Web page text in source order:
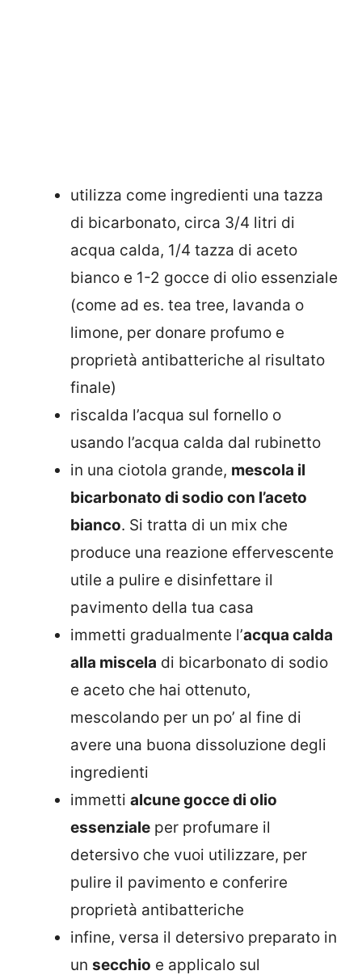
utilizza come ingredienti una tazza
di bicarbonato, circa 3/4 litri di
acqua calda, 1/4 tazza di aceto
bianco e 1-2 gocce di olio essenziale
(come ad es. tea tree, lavanda o
limone, per donare profumo e
proprietà antibatteriche al risultato
finale)
riscalda l’acqua sul fornello o
usando l’acqua calda dal rubinetto
in una ciotola grande, mescola il
bicarbonato di sodio con l’aceto
bianco. Si tratta di un mix che
produce una reazione effervescente
utile a pulire e disinfettare il
pavimento della tua casa
immetti gradualmente l’acqua calda
alla miscela di bicarbonato di sodio
e aceto che hai ottenuto,
mescolando per un po’ al fine di
avere una buona dissoluzione degli
ingredienti
immetti alcune gocce di olio
essenziale per profumare il
detersivo che vuoi utilizzare, per
pulire il pavimento e conferire
proprietà antibatteriche
infine, versa il detersivo preparato in
un secchio e applicalo sul